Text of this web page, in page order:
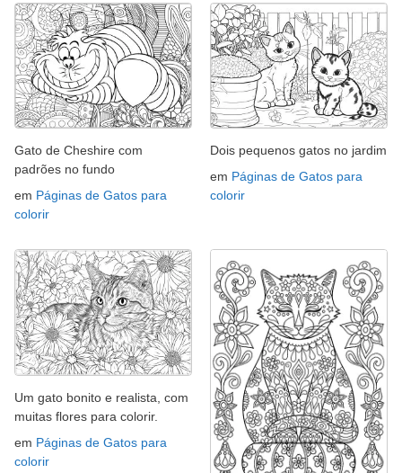
Gato de Cheshire com
padrões no fundo
em Páginas de Gatos para
colorir
Dois pequenos gatos no jardim
em Páginas de Gatos para
colorir
Um gato bonito e realista, com
muitas flores para colorir.
em Páginas de Gatos para
colorir